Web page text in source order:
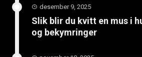
desember 9, 2025
Slik blir du kvitt en mus i
og bekymringer